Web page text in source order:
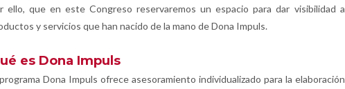
ello, que en este Congreso reservaremos un espacio para dar visibilidad a
y servicios que han nacido de la mano de Dona Impuls.
es Dona Impuls
Dona Impuls ofrece asesoramiento individualizado para la elaboración